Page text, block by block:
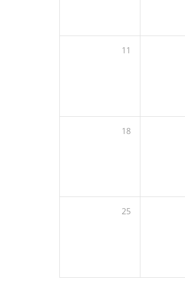
11
18
25